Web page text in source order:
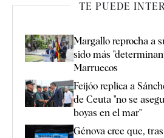
TE PUEDE
Margallo reprocha a
sido más
Marruecos
Feijóo replica a
de Ceuta "no se
boyas en el mar"
Génova cree que,